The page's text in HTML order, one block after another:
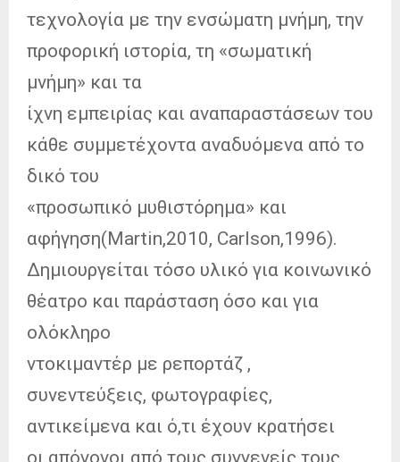
τεχνολογία με την ενσώματη μνήμη, την
προφορική ιστορία, τη «σωματική
μνήμη» και τα
ίχνη εμπειρίας και αναπαραστάσεων του
κάθε συμμετέχοντα αναδυόμενα από το
δικό του
«προσωπικό μυθιστόρημα» και
αφήγηση(Martin,2010, Carlson,1996).
Δημιουργείται τόσο υλικό για κοινωνικό
θέατρο και παράσταση όσο και για
ολόκληρο
ντοκιμαντέρ με ρεπορτάζ ,
συνεντεύξεις, φωτογραφίες,
αντικείμενα και ό,τι έχουν κρατήσει
οι απόγονοι από τους συγγενείς τους.